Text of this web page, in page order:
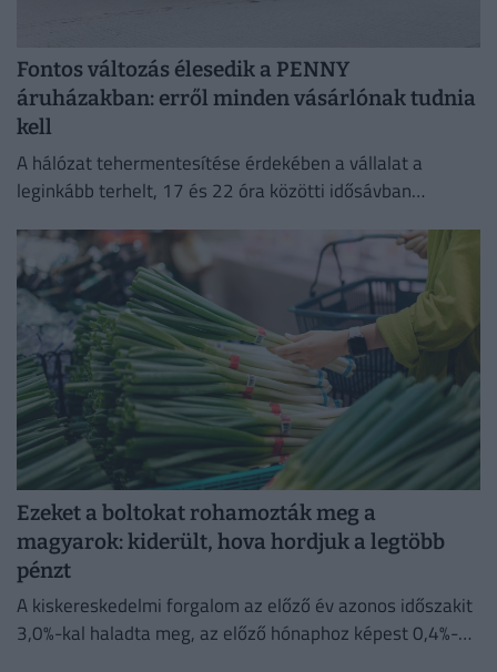
Fontos változás élesedik a PENNY
áruházakban: erről minden vásárlónak tudnia
kell
A hálózat tehermentesítése érdekében a vállalat a
leginkább terhelt, 17 és 22 óra közötti idősávban
Ezeket a boltokat rohamozták meg a
magyarok: kiderült, hova hordjuk a legtöbb
pénzt
A kiskereskedelmi forgalom az előző év azonos időszakit
3,0%-kal haladta meg, az előző hónaphoz képest 0,4%-